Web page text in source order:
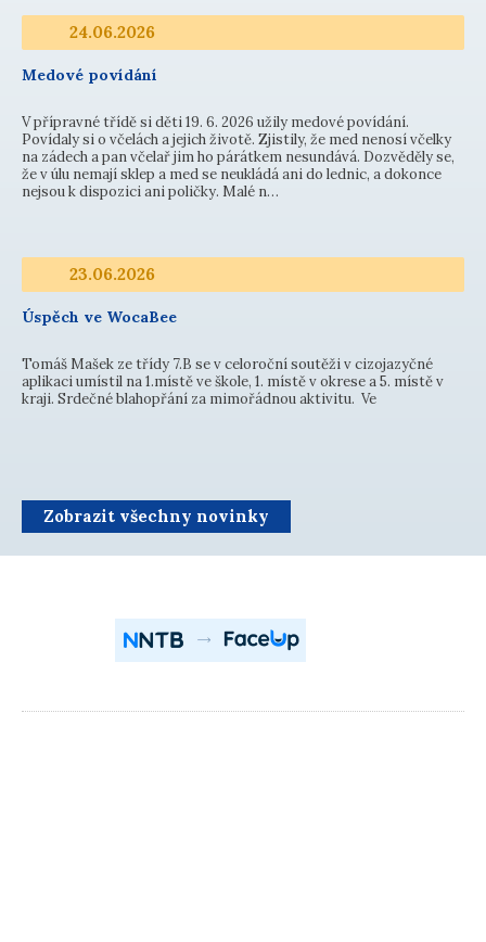
24.06.2026
Medové povídání
V přípravné třídě si děti 19. 6. 2026 užily medové povídání.
Povídaly si o včelách a jejich životě. Zjistily, že med nenosí včelky
na zádech a pan včelař jim ho párátkem nesundává. Dozvěděly se,
že v úlu nemají sklep a med se neukládá ani do lednic, a dokonce
nejsou k dispozici ani poličky. Malé n…
23.06.2026
Úspěch ve WocaBee
Tomáš Mašek ze třídy 7.B se v celoroční soutěži v cizojazyčné
aplikaci umístil na 1.místě ve škole, 1. místě v okrese a 5. místě v
kraji. Srdečné blahopřání za mimořádnou aktivitu. Ve
Zobrazit všechny novinky